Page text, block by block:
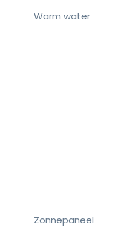
Warm water
Zonnepaneel